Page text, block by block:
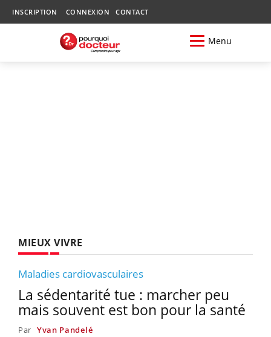
INSCRIPTION CONNEXION CONTACT
Menu
MIEUX VIVRE
Maladies cardiovasculaires
La sédentarité tue : marcher peu
mais souvent est bon pour la santé
Par Yvan Pandelé